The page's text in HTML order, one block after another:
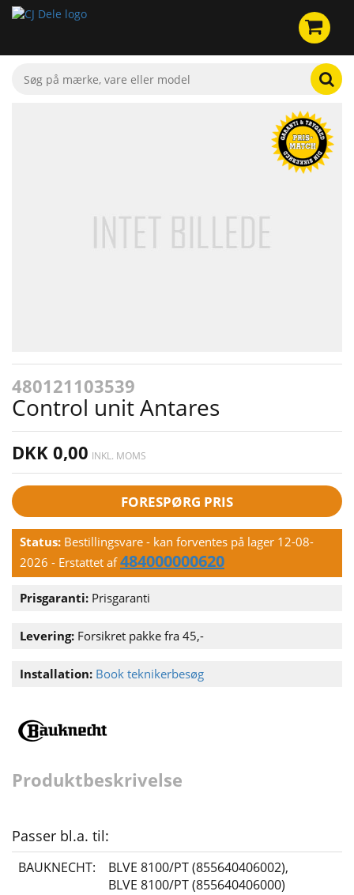
480121103539
Control unit Antares
DKK 0,00 INKL. MOMS
FORESPØRG PRIS
Status: Bestillingsvare - kan forventes på lager 12-08-
2026 - Erstattet af484000000620
Prisgaranti: Prisgaranti
Levering: Forsikret pakke fra 45,-
Installation: Book teknikerbesøg
Produktbeskrivelse
Passer bl.a. til:
BAUKNECHT: BLVE 8100/PT (855640406002),
BLVE 8100/PT (855640406000)